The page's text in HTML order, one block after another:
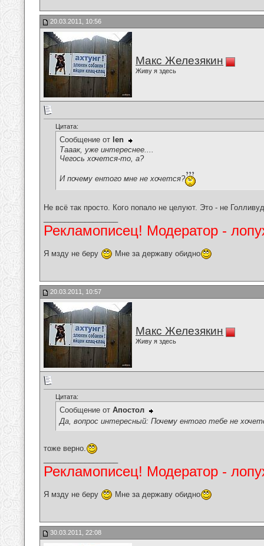
20.03.2011, 10:56
Макс Железякин
Живу я здесь
Цитата:
Сообщение от len
Тааак, уже интереснее....
Чегось хочется-то, а?
И почему ентого мне не хочется?
Не всё так просто. Кого попало не целуют. Это - не
Рекламописец! Модератор -
Я мзду не беру Мне за державу обидно
20.03.2011, 10:57
Макс Железякин
Живу я здесь
Цитата:
Сообщение от Апостол
Да, вопрос интересный: Почему ентого тебе не
тоже верно.
Рекламописец! Модератор -
Я мзду не беру Мне за державу обидно
30.03.2011, 22:08